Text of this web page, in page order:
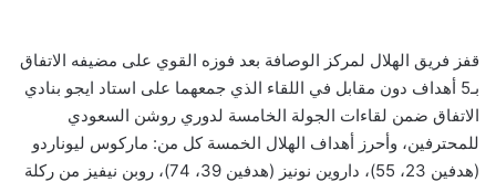
قفز فريق الهلال لمركز الوصافة بعد فوزه القوي على مضيفه الاتفاق
بـ5 أهداف دون مقابل في اللقاء الذي جمعهما على استاد ايجو بنادي
الاتفاق ضمن لقاءات الجولة الخامسة لدوري روشن السعودي
للمحترفين، وأحرز أهداف الهلال الخمسة كل من: ماركوس ليوناردو
(هدفين 23، 55)، داروين نونيز (هدفين 39، 74)، روبن نيفيز من ركلة